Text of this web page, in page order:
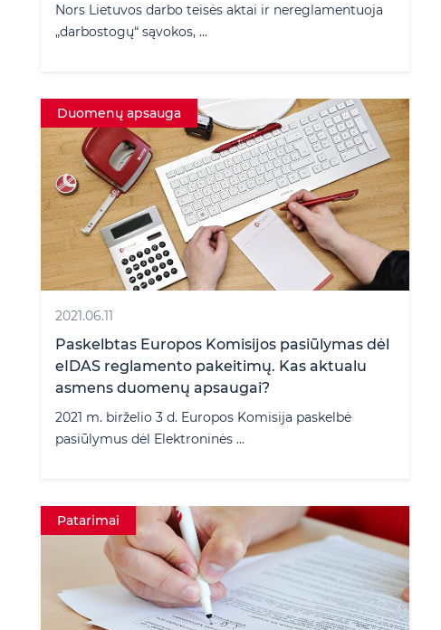
Nors Lietuvos darbo teisės aktai ir nereglamentuoja
„darbostogų“ sąvokos, ...
Duomenų apsauga
2021.06.11
Paskelbtas Europos Komisijos pasiūlymas dėl
eIDAS reglamento pakeitimų. Kas aktualu
asmens duomenų apsaugai?
2021 m. birželio 3 d. Europos Komisija paskelbė
pasiūlymus dėl Elektroninės ...
Patarimai